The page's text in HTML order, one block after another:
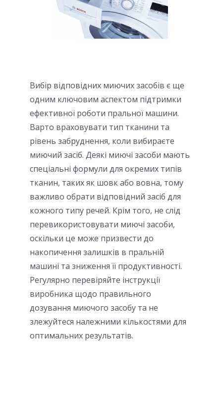
Вибір відповідних миючих засобів є ще
одним ключовим аспектом підтримки
ефективної роботи пральної машини.
Варто враховувати тип тканини та
рівень забруднення, коли вибираєте
миючий засіб. Деякі миючі засоби мають
спеціальні формули для окремих типів
тканин, таких як шовк або вовна, тому
важливо обрати відповідний засіб для
кожного типу речей. Крім того, не слід
перевикористовувати миючі засоби,
оскільки це може призвести до
накопичення залишків в пральній
машині та зниження її продуктивності.
Регулярно перевіряйте інструкції
виробника щодо правильного
дозування миючого засобу та не
злежуйтеся належними кількостями для
оптимальних результатів.